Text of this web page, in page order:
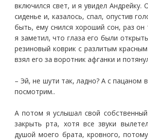
включился свет, и я увидел Андрейку.
сиденье и, казалось, спал, опустив
быть, ему снился хороший сон, раз он
я заметил, что глаза его были
резиновый коврик с разлитым
взял его за воротник афганки и
– Эй, не шути так, ладно? А с пацаном
посмотрим..
А потом я услышал свой
закрыть рта, хотя все звуки
душой моего брата, кровного,